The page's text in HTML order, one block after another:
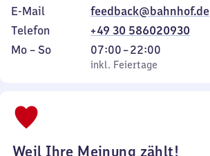
E-Mail
feedback@bahnhof.de
Telefon
+49 30 586020930
Montag
Mo – So,
inkl. Feiertage
07:00–22:00
Von
7
inkl. Feiertage
Weil Ihre Meinung zählt!